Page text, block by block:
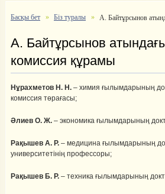
Басқы бет Біз туралы А. Байтұрсынов
А. Байтұрсынов
комиссия құрамы
Нұрахметов Н. Н. – химия ғылымдарының
комиссия төрағасы;
Әлиев О. Ж. – экономика ғылымдарының
Рақышев А. Р. – медицина ғылымдарының
университетінің профессоры;
Рақышев Б. Р. – техника ғылымдарының